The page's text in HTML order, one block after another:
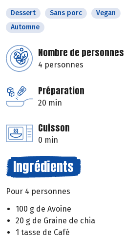
Dessert Sans porc Vegan
Automne
Nombre de personnes
4 personnes
Préparation
20 min
Cuisson
0 min
Ingrédients
Pour 4 personnes
100 g de Avoine
20 g de Graine de chia
1 tasse de Café